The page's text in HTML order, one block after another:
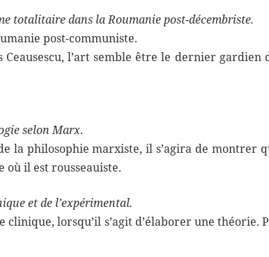
totalitaire dans la Roumanie post-décembriste.
post-communiste.
l’art semble être le dernier
selon Marx.
la philosophie marxiste, il s’agira de montrer
où il est rousseauiste.
et de l’expérimental.
lorsqu’il s’agit d’élaborer une